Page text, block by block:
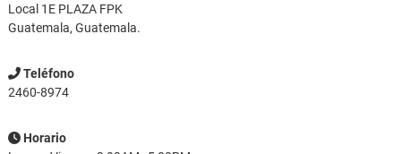
Local 1E PLAZA FPK
Guatemala, Guatemala.
Teléfono
2460-8974
Horario